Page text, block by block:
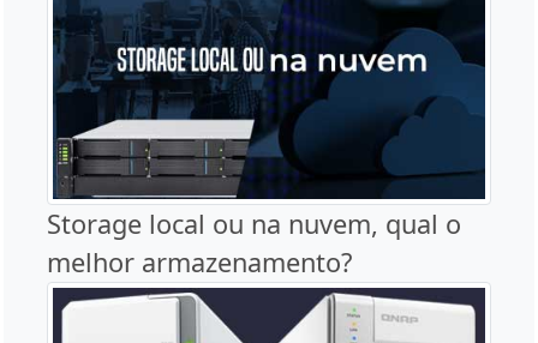
Storage local ou na nuvem, qual o
melhor armazenamento?